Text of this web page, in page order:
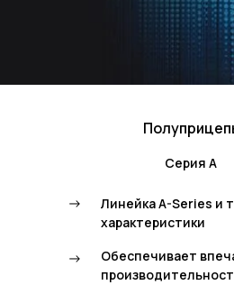
->
->
Серия А
Линейка A-Series и
характеристики
Обеспечивает